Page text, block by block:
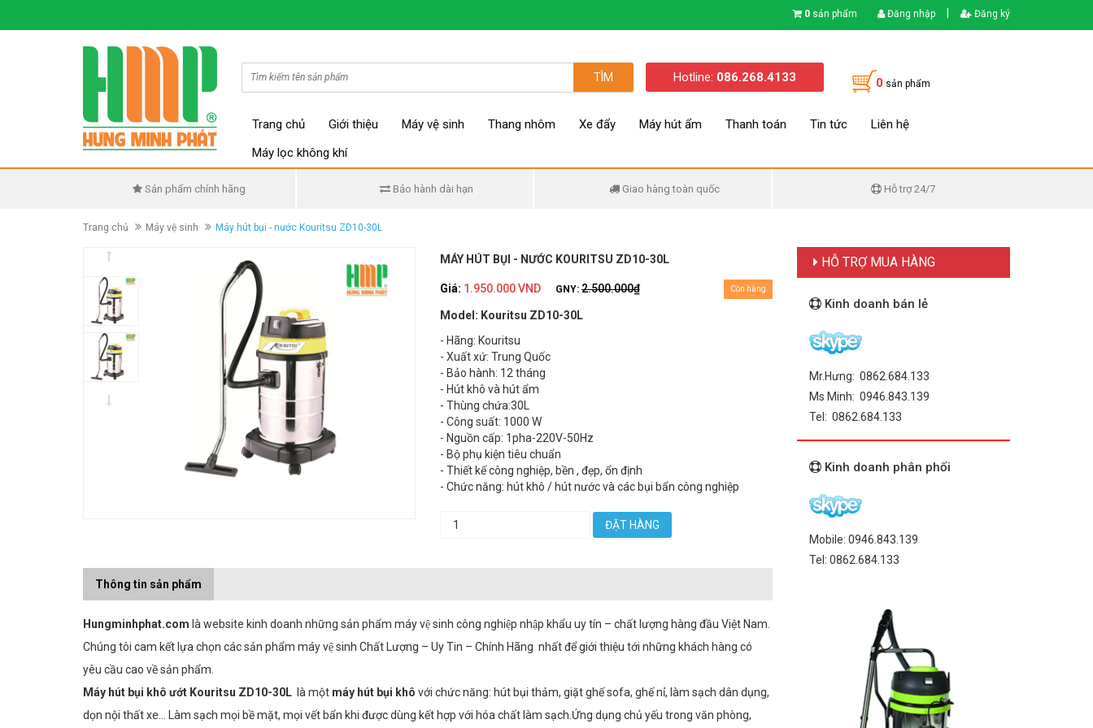
0 sản phẩm Đăng nhập Đăng ký
TÌM Hotline: 086.268.4133 0 sản phẩm
Trang chủ Giới thiệu Máy vệ sinh Thang nhôm Xe đẩy Máy hút ẩm Thanh toán Tin tức
Liên hệ
Máy lọc không khí
Sản phẩm chính hãng Bảo hành dài hạn Giao hàng toàn quốc Hỗ trợ 24/7
Trang chủ Máy vệ sinh Máy hút bụi - nước Kouritsu ZD10-30L
MÁY HÚT BỤI - NƯỚC KOURITSU ZD10-30L
Giá: 1.950.000 VND GNY:2.500.000₫ Còn hàng
Model: Kouritsu ZD10-30L
- Hãng: Kouritsu
- Xuất xứ: Trung Quốc
- Bảo hành: 12 tháng
- Hút khô và hút ẩm
- Thùng chứa:30L
- Công suất: 1000 W
- Nguồn cấp: 1pha-220V-50Hz
- Bộ phụ kiện tiêu chuẩn
- Thiết kế công nghiệp, bền , đẹp, ổn định
- Chức năng: hút khô / hút nước và các bụi bẩn công nghiệp
ĐẶT HÀNG
Thông tin sản phẩm
Hungminhphat.com là website kinh doanh những sản phẩm máy vệ sinh công nghiệp nhập khẩu uy tín – chất lượng hàng đầu Việt Nam.
Chúng tôi cam kết lựa chọn các sản phẩm máy vệ sinh Chất Lượng – Uy Tin – Chính Hãng nhất để giới thiệu tới những khách hàng có
yêu cầu cao về sản phẩm.
Máy hút bụi khô ướt Kouritsu ZD10-30L là một máy hút bụi khô với chức năng: hút bụi thảm, giặt ghế sofa, ghế nỉ, làm sạch dân dụng,
dọn nội thất xe… Làm sạch mọi bề mặt, mọi vết bẩn khi được dùng kết hợp với hóa chất làm sạch.Ứng dụng chủ yếu trong văn phòng,
HỖ TRỢ MUA HÀNG
Kinh doanh bán lẻ
Mr.Hưng: 0862.684.133
Ms Minh: 0946.843.139
Tel: 0862.684.133
Kinh doanh phân phối
Mobile: 0946.843.139
Tel: 0862.684.133